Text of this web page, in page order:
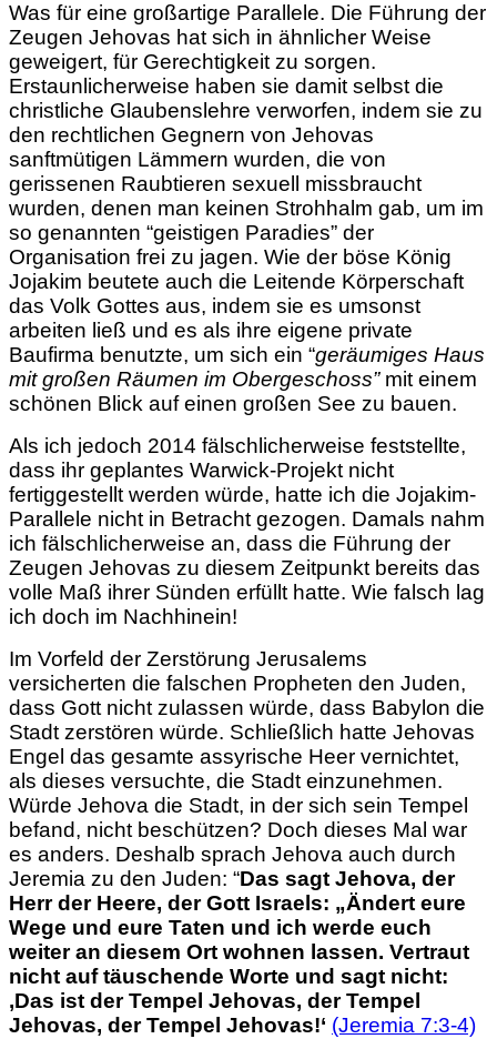
Was für eine großartige Parallele. Die Führung der
Zeugen Jehovas hat sich in ähnlicher Weise
geweigert, für Gerechtigkeit zu sorgen.
Erstaunlicherweise haben sie damit selbst die
christliche Glaubenslehre verworfen, indem sie zu
den rechtlichen Gegnern von Jehovas
sanftmütigen Lämmern wurden, die von
gerissenen Raubtieren sexuell missbraucht
wurden, denen man keinen Strohhalm gab, um im
so genannten “geistigen Paradies” der
Organisation frei zu jagen. Wie der böse König
Jojakim beutete auch die Leitende Körperschaft
das Volk Gottes aus, indem sie es umsonst
arbeiten ließ und es als ihre eigene private
Baufirma benutzte, um sich ein “geräumiges Haus
mit großen Räumen im Obergeschoss”mit einem
schönen Blick auf einen großen See zu bauen.
Als ich jedoch 2014 fälschlicherweise feststellte,
dass ihr geplantes Warwick-Projekt nicht
fertiggestellt werden würde, hatte ich die Jojakim-
Parallele nicht in Betracht gezogen. Damals nahm
ich fälschlicherweise an, dass die Führung der
Zeugen Jehovas zu diesem Zeitpunkt bereits das
volle Maß ihrer Sünden erfüllt hatte. Wie falsch lag
ich doch im Nachhinein!
Im Vorfeld der Zerstörung Jerusalems
versicherten die falschen Propheten den Juden,
dass Gott nicht zulassen würde, dass Babylon die
Stadt zerstören würde. Schließlich hatte Jehovas
Engel das gesamte assyrische Heer vernichtet,
als dieses versuchte, die Stadt einzunehmen.
Würde Jehova die Stadt, in der sich sein Tempel
befand, nicht beschützen? Doch dieses Mal war
es anders. Deshalb sprach Jehova auch durch
Jeremia zu den Juden: “Das sagt Jehova, der
Herr der Heere, der Gott Israels: „Ändert eure
Wege und eure Taten und ich werde euch
weiter an diesem Ort wohnen lassen. Vertraut
nicht auf täuschende Worte und sagt nicht:
‚Das ist der Tempel Jehovas, der Tempel
Jehovas, der Tempel Jehovas!‘ (Jeremia 7:3-4)